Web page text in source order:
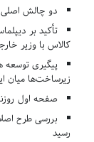
دو چالش اصلی
تأکید بر
کالاس با وزیر
پیگیری
زیرساخت‌ها میان
صفحه اول روزنامه‌های
بررسی طرح
رسید